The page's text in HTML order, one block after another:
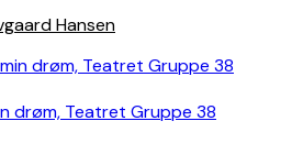
Hansen
drøm, Teatret Gruppe 38